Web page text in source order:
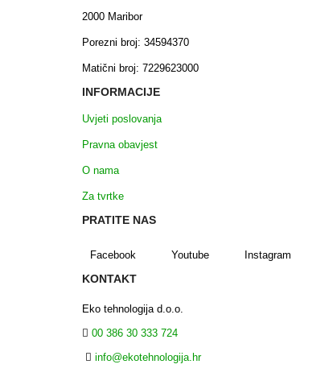
2000 Maribor
Porezni broj: 34594370
Matični broj: 7229623000
INFORMACIJE
Uvjeti poslovanja
Pravna obavjest
O nama
Za tvrtke
PRATITE NAS
Facebook Youtube Instagram
KONTAKT
Eko tehnologija d.o.o.
00 386 30 333 724
info@ekotehnologija.hr